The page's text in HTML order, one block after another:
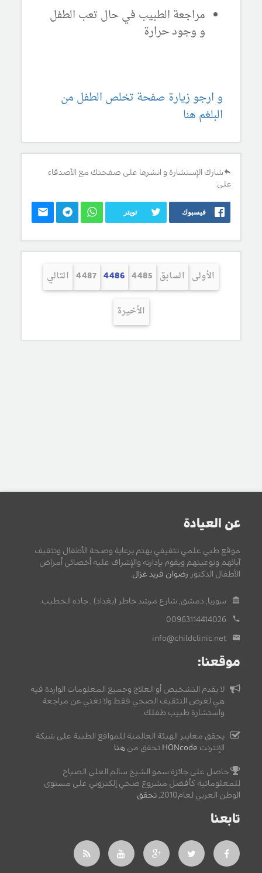
مراجعة الطبيب في حال تعب الطفل
و وجود حرارة
و ارجو زيارة صفحة تخلص الطفل من
البلغم هنا
شارك الإستشارة و انشرها على صفحتك مع الأصدقاء
على:
فيسبوك تويتر
الأولى السابق 4485
4486
4487 التالي
الأخيرة
عن العيادة
موقع طبي علمي تثقيفي يهتم برعاية وصحة الأطفال وتثقيف
آبائهم وتوعيتهم ويقوم بإدارته والإشراف عليه أخصائي أمراض
الأطفال الدكتور رضوان فريد غزال.
سوريا, دمشق, شارع مرشد خاطر (بغداد) , جادة الخطيب.
00963114414026
info@childclinic.net
موقعنا:
لا يقدم التشخيص أو العلاج وجميع المعلومات الواردة فيه
هي لغرض التثقيف الصحي فقط ولا تغني عن مراجعة
واستشارة طبيب طفلك.
يحقق معايير الهيئة العالمية للمواقع الطبية على شبكة
الإنترنت HONcode تحقق من هنا
حاصل على جائزة سمو الشيخ سالم العلي الصباح
للمعلوماتية كأفضل مشروع صحي إلكتروني على مستوى
الوطن العربي لعام2010,
تحقق.
تابعنا